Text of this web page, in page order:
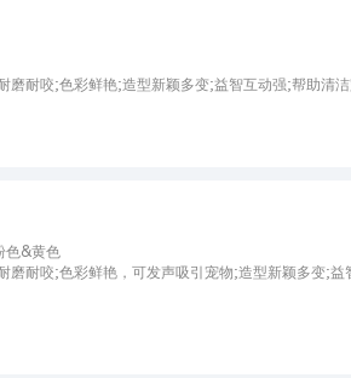
磨耐咬;色彩鲜艳;造型新颖多变;益智互动强;帮助清
色&黄色
磨耐咬;色彩鲜艳，可发声吸引宠物;造型新颖多变;